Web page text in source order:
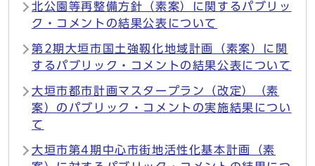
北公園等再整備方針（素案）に関するパブリッ
ク・コメントの結果公表について
第2期大垣市国土強靱化地域計画（素案）に関
するパブリック・コメントの結果公表について
大垣市都市計画マスタープラン（改定）（素
案）のパブリック・コメントの実施結果につい
て
大垣市第4期中心市街地活性化基本計画（素